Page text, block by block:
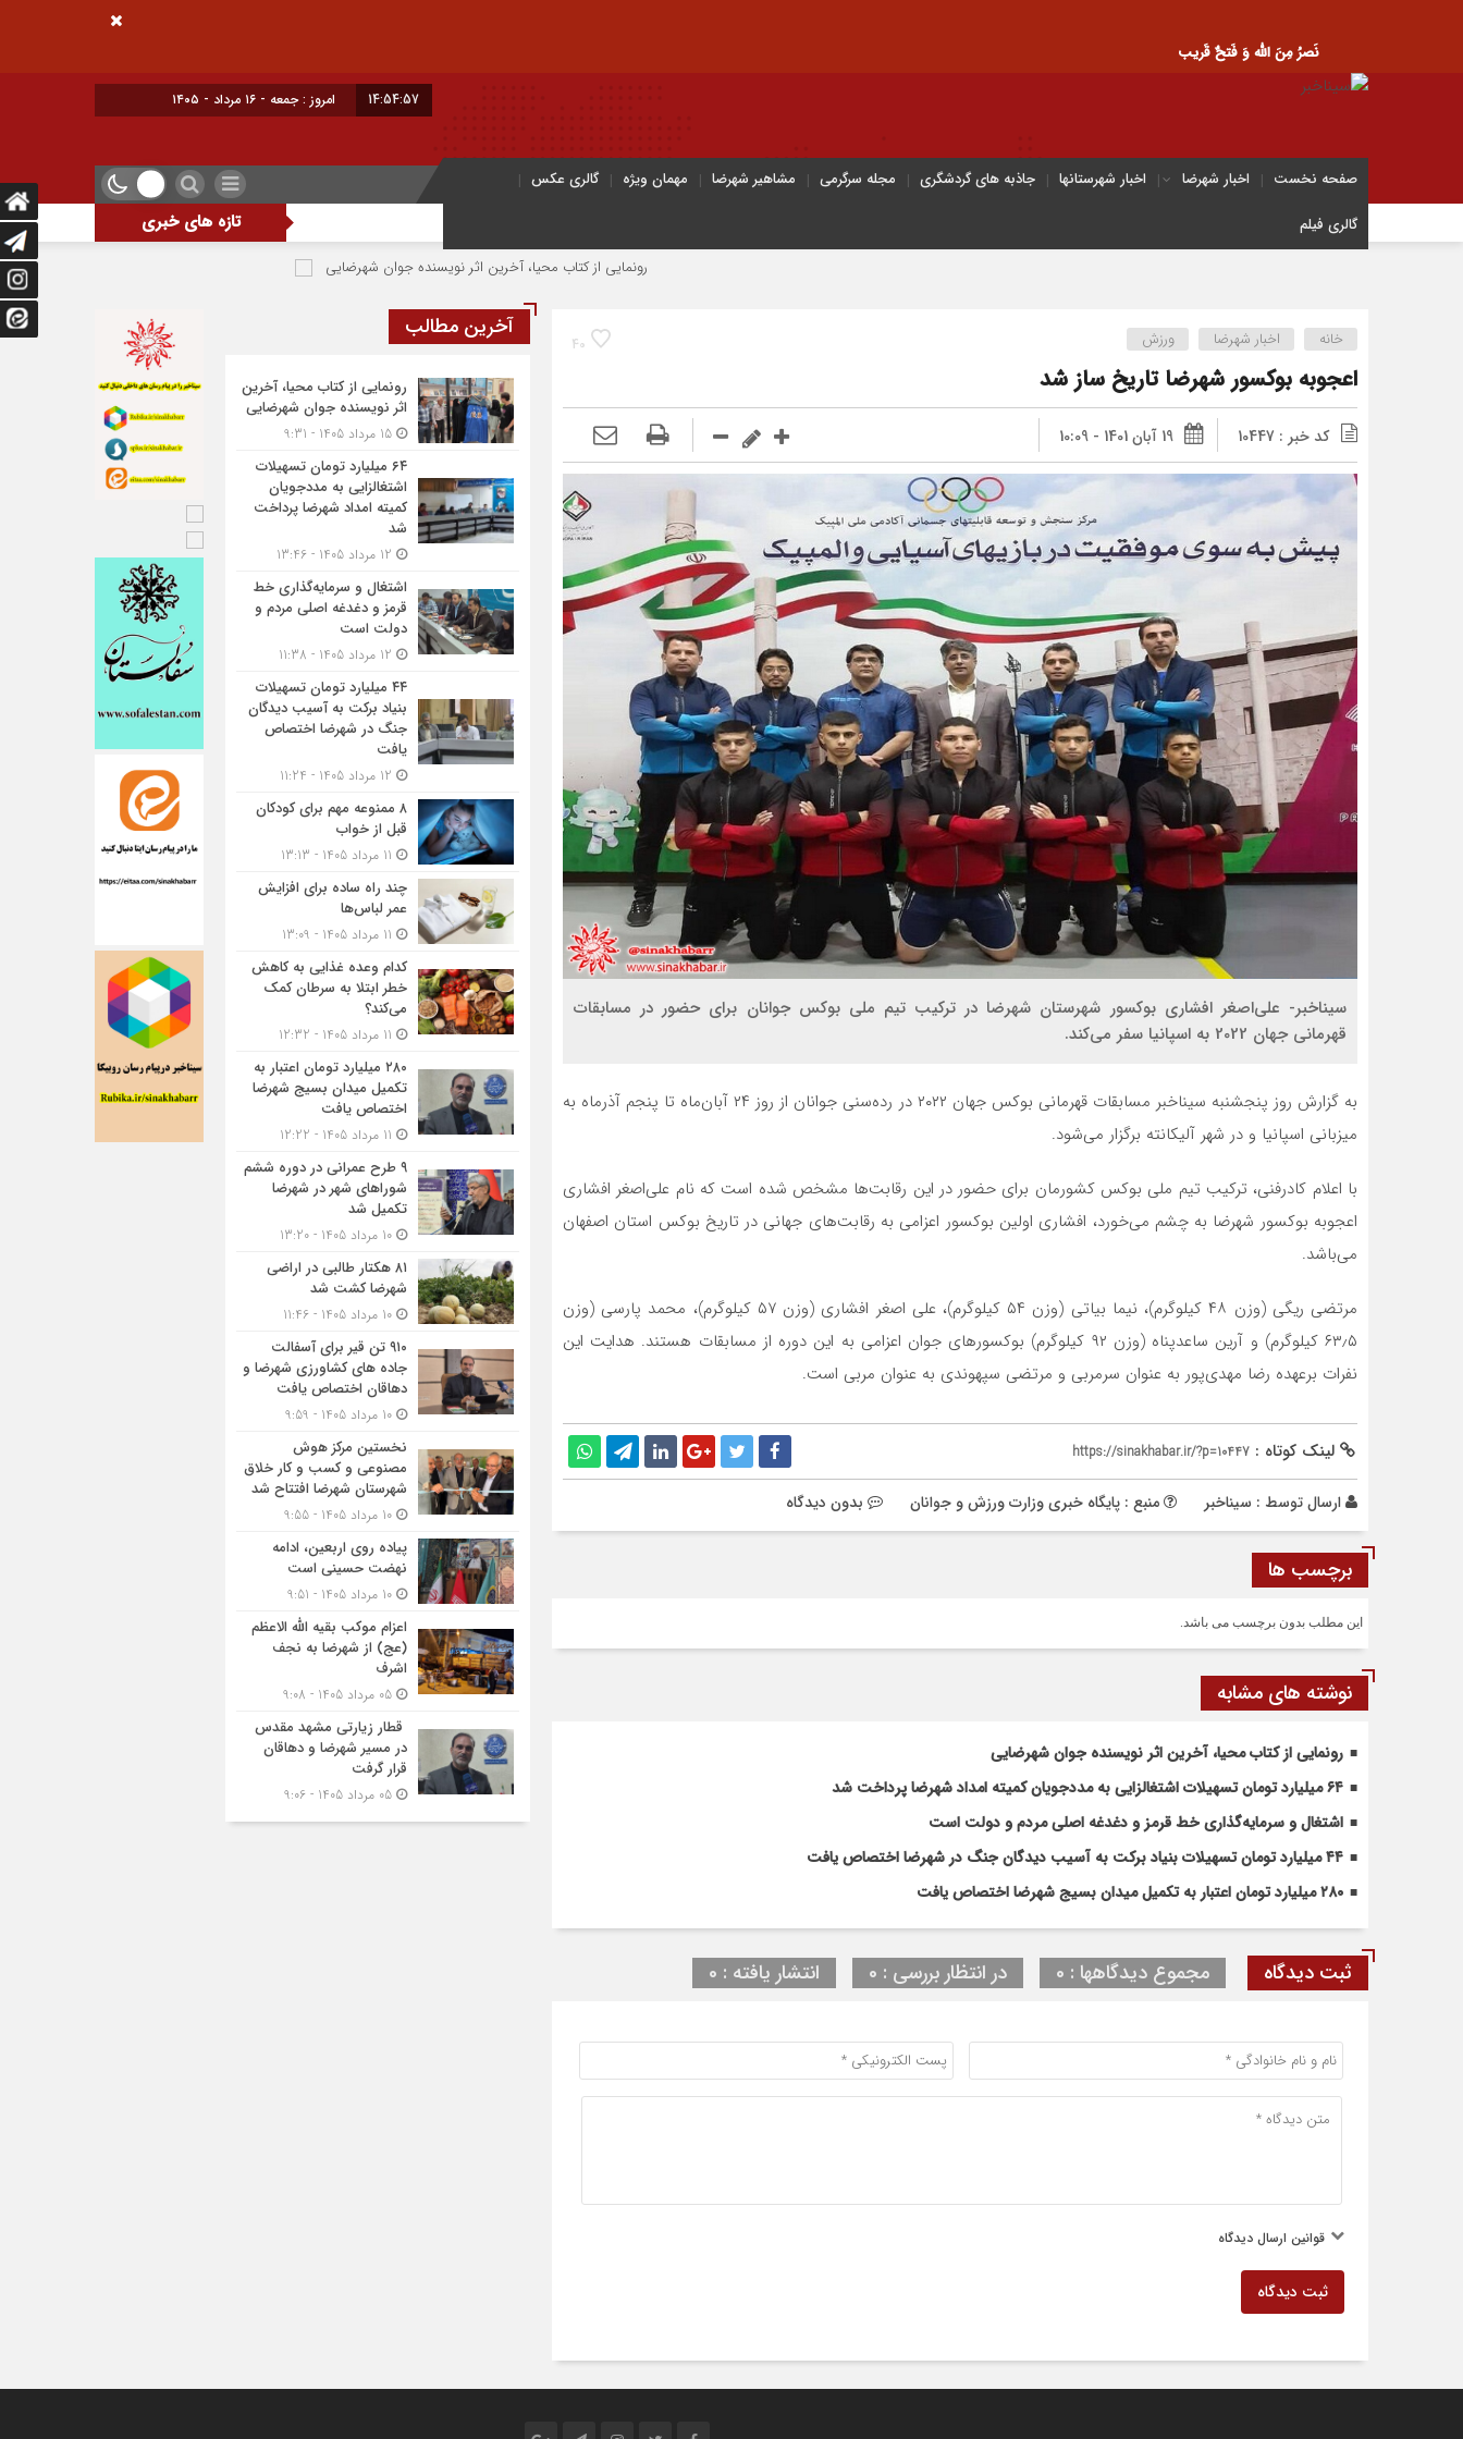
نَصرُ مِنَ الله وَ فَتحٌ قَریب
14:54:58 امروز : جمعه - ۱۶ مرداد - ۱۴۰۵
صفحه نخست اخبار شهرضا اخبار شهرستانها جاذبه های گردشگری مجله سرگرمی مشاهیر شهرضا مهمان ویژه
گالری عکس
گالری فیلم
تازه های خبری
رونمایی از کتاب محیا، آخرین اثر نویسنده جوان شهرضایی ۶۴ میلیارد تومان تسهیلات اشتغالزایی به مددجویان کمیته امداد شهرضا پرداخت شد
40 خانه اخبار شهرضا ورزش
اعجوبه بوکسور شهرضا تاریخ ساز شد
کد خبر : 10447 19 آبان 1401 - 10:09
سیناخبر- علی‌اصغر افشاری بوکسور شهرستان شهرضا در ترکیب تیم ملی بوکس جوانان برای حضور در مسابقات
قهرمانی جهان 2022 به اسپانیا سفر می‌کند.
به گزارش روز پنجشنبه سیناخبر مسابقات قهرمانی بوکس جهان ۲۰۲۲ در رده‌سنی جوانان از روز ۲۴ آبان‌ماه تا پنجم آذرماه به
میزبانی اسپانیا و در شهر آلیکانته برگزار می‌شود.
با اعلام کادرفنی، ترکیب تیم ملی بوکس کشورمان برای حضور در این رقابت‌ها مشخص شده است که نام علی‌اصغر افشاری
اعجوبه بوکسور شهرضا به چشم می‌خورد، افشاری اولین بوکسور اعزامی به رقابت‌های جهانی در تاریخ بوکس استان اصفهان
می‌باشد.
مرتضی ریگی (وزن ۴۸ کیلوگرم)، نیما بیاتی (وزن ۵۴ کیلوگرم)، علی اصغر افشاری (وزن ۵۷ کیلوگرم)، محمد پارسی (وزن
۶۳٫۵ کیلوگرم) و آرین ساعدپناه (وزن ۹۲ کیلوگرم) بوکسورهای جوان اعزامی به این دوره از مسابقات هستند. هدایت این
نفرات برعهده رضا مهدی‌پور به عنوان سرمربی و مرتضی سپهوندی به عنوان مربی است.
لینک کوتاه : https://sinakhabar.ir/?p=10447
ارسال توسط : سیناخبر منبع : پایگاه خبری وزارت ورزش و جوانان بدون دیدگاه
برچسب ها
این مطلب بدون برچسب می باشد.
نوشته های مشابه
رونمایی از کتاب محیا، آخرین اثر نویسنده جوان شهرضایی
۶۴ میلیارد تومان تسهیلات اشتغالزایی به مددجویان کمیته امداد شهرضا پرداخت شد
اشتغال و سرمایه‌گذاری خط قرمز و دغدغه اصلی مردم و دولت است
۴۴ میلیارد تومان تسهیلات بنیاد برکت به آسیب دیدگان جنگ در شهرضا اختصاص یافت
۲۸۰ میلیارد تومان اعتبار به تکمیل میدان بسیج شهرضا اختصاص یافت
ثبت دیدگاه مجموع دیدگاهها : 0 در انتظار بررسی : 0 انتشار یافته : 0
قوانین ارسال دیدگاه
ثبت دیدگاه
آخرین مطالب
رونمایی از کتاب محیا، آخرین
اثر نویسنده جوان شهرضایی
۶۴ میلیارد تومان تسهیلات
اشتغالزایی به مددجویان
کمیته امداد شهرضا پرداخت
شد
اشتغال و سرمایه‌گذاری خط
قرمز و دغدغه اصلی مردم و
دولت است
۴۴ میلیارد تومان تسهیلات
بنیاد برکت به آسیب دیدگان
جنگ در شهرضا اختصاص
یافت
۸ ممنوعه مهم برای کودکان
قبل از خواب
چند راه ساده برای افزایش
عمر لباس‌ها
کدام وعده غذایی به کاهش
خطر ابتلا به سرطان کمک
می‌کند؟
۲۸۰ میلیارد تومان اعتبار به
تکمیل میدان بسیج شهرضا
اختصاص یافت
۹ طرح عمرانی در دوره ششم
شوراهای شهر در شهرضا
تکمیل شد
۸۱ هکتار طالبی در اراضی
شهرضا کشت شد
۹۱۰ تن قیر برای آسفالت
جاده های کشاورزی شهرضا و
دهاقان اختصاص یافت
نخستین مرکز هوش
مصنوعی و کسب‌ و کار خلاق
شهرستان شهرضا افتتاح شد
پیاده روی اربعین، ادامه
نهضت حسینی است
اعزام موکب بقیه الله الاعظم
(عج) از شهرضا به نجف
اشرف
قطار زیارتی مشهد مقدس
در مسیر شهرضا و دهاقان
قرار گرفت